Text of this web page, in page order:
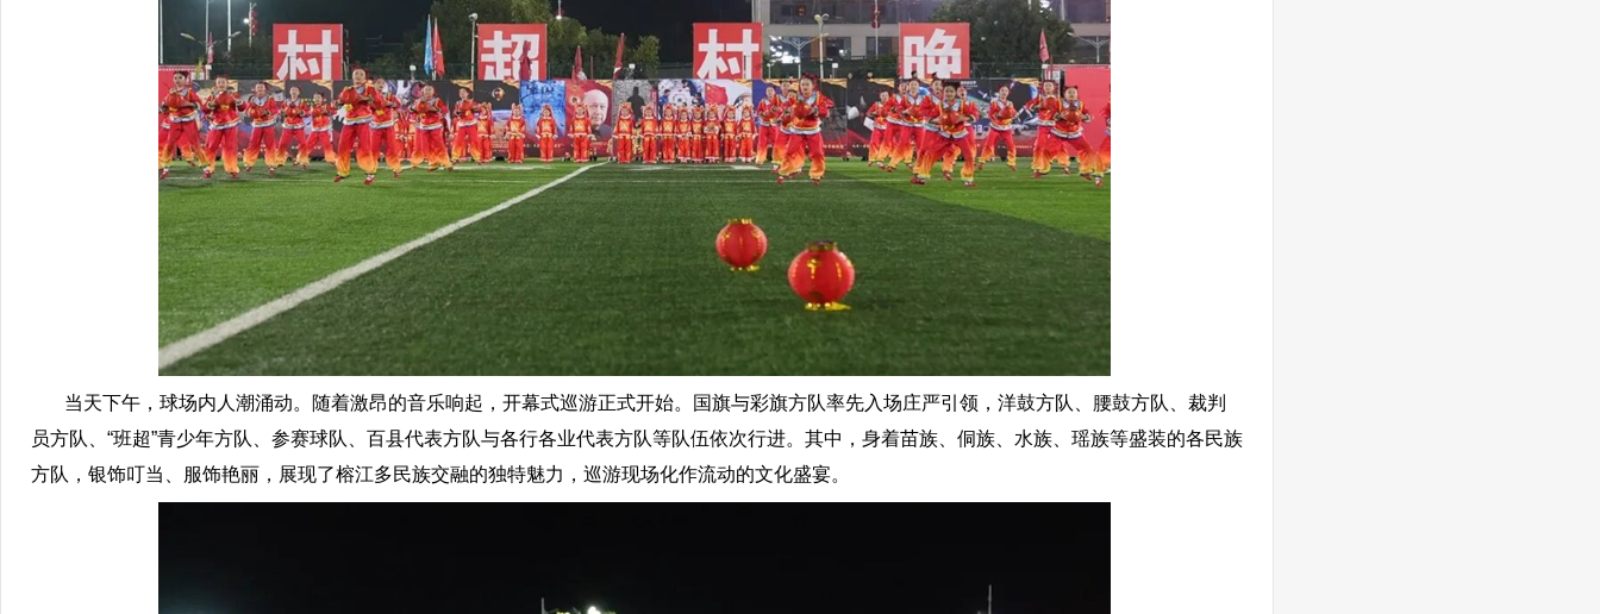
当天下午，球场内人潮涌动。随着激昂的音乐响起，开幕式巡游正式开始。国旗与彩旗方队率先入场庄严引领，洋鼓方队、腰鼓方队、裁判
员方队、“班超”青少年方队、参赛球队、百县代表方队与各行各业代表方队等队伍依次行进。其中，身着苗族、侗族、水族、瑶族等盛装的各民族
方队，银饰叮当、服饰艳丽，展现了榕江多民族交融的独特魅力，巡游现场化作流动的文化盛宴。